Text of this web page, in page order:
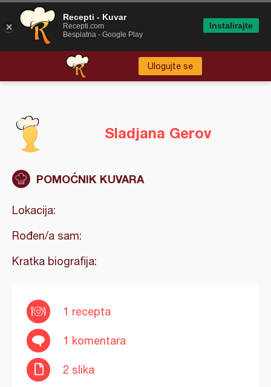
Ulogujte se
Sladjana Gerov
POMOĆNIK KUVARA
Lokacija:
Rođen/a sam:
Kratka biografija:
1 recepta
1 komentara
2 slika
Recepti - Kuvar
Recepti.com
Besplatna - Google Play
Instalirajte